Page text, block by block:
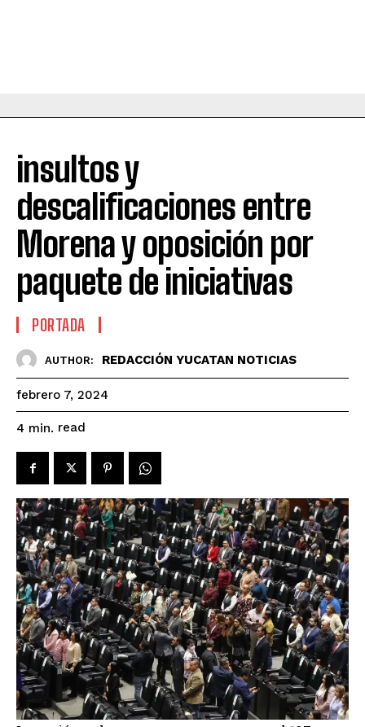
insultos y
descalificaciones entre
Morena y oposición por
paquete de iniciativas
PORTADA
AUTHOR: REDACCIÓN YUCATAN NOTICIAS
febrero 7, 2024
4 min. read